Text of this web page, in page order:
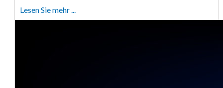
Lesen Sie mehr ...